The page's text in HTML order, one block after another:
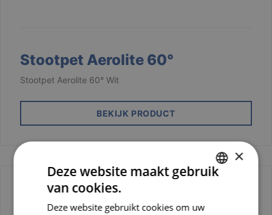
Stootpet Aerolite 60°
Stootpet Aerolite 60° Wit
BEKIJK PRODUCT
×
Deze website maakt gebruik
van cookies.
Deze website gebruikt cookies om uw